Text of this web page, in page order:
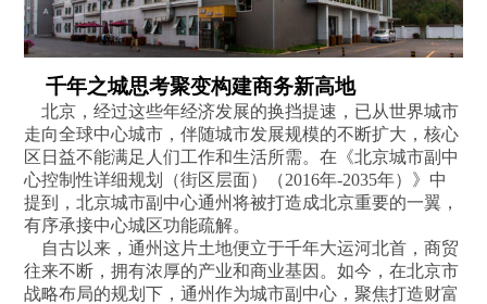
千年之城思考聚变构建商务新高地
北京，经过这些年经济发展的换挡提速，已从世界城市
走向全球中心城市，伴随城市发展规模的不断扩大，核心
区日益不能满足人们工作和生活所需。在《北京城市副中
心控制性详细规划（街区层面）（2016年-2035年）》中
提到，北京城市副中心通州将被打造成北京重要的一翼，
有序承接中心城区功能疏解。
自古以来，通州这片土地便立于千年大运河北首，商贸
往来不断，拥有浓厚的产业和商业基因。如今，在北京市
战略布局的规划下，通州作为城市副中心，聚焦打造财富